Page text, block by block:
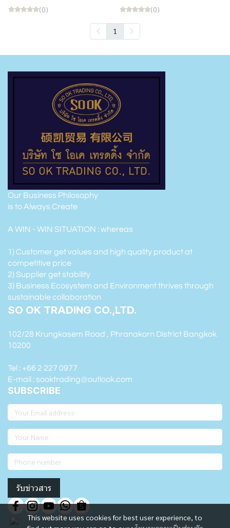
(0) (0)
1
This website uses cookies for best user experience, to
Our Business Philosophy
is to Always Create
A WIN - WIN SITUATION : whereas
1) Customer get values and high quality product at
competitive price
2) Supplier get stability
3) Business Ecosystem and Environment thrives through
sustainable collaboration
SO OK TRADING CO.,LTD.
102/28 Krungkasem Road , Phranakorn District Bangkok
10200
Tel : +66 2 227 0977
E-mail : sooktrading@outlook.com
SUBSCRIBE
รับข่าวสาร